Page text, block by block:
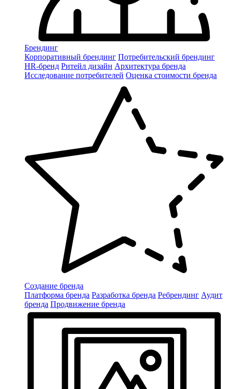
Брендинг
Корпоративный брендинг Потребительский брендинг
НR-бренд Ритейл дизайн Архитектура бренда
Исследование потребителей Оценка стоимости бренда
Создание бренда
Платформа бренда Разработка бренда Ребрендинг Аудит
бренда Продвижение бренда